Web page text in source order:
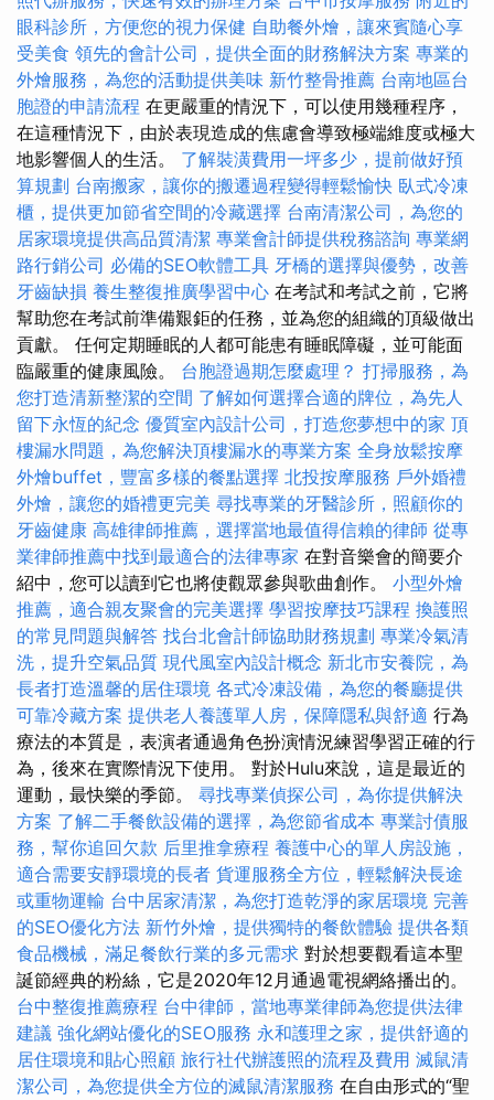
眼科診所，方便您的視力保健 自助餐外燴，讓來賓隨心享
受美食 領先的會計公司，提供全面的財務解決方案 專業的
外燴服務，為您的活動提供美味 新竹整骨推薦 台南地區台
胞證的申請流程 在更嚴重的情況下，可以使用幾種程序，
在這種情況下，由於表現造成的焦慮會導致極端維度或極大
地影響個人的生活。 了解裝潢費用一坪多少，提前做好預
算規劃 台南搬家，讓你的搬遷過程變得輕鬆愉快 臥式冷凍
櫃，提供更加節省空間的冷藏選擇 台南清潔公司，為您的
居家環境提供高品質清潔 專業會計師提供稅務諮詢 專業網
路行銷公司 必備的SEO軟體工具 牙橋的選擇與優勢，改善
牙齒缺損 養生整復推廣學習中心 在考試和考試之前，它將
幫助您在考試前準備艱鉅的任務，並為您的組織的頂級做出
貢獻。 任何定期睡眠的人都可能患有睡眠障礙，並可能面
臨嚴重的健康風險。 台胞證過期怎麼處理？ 打掃服務，為
您打造清新整潔的空間 了解如何選擇合適的牌位，為先人
留下永恆的紀念 優質室內設計公司，打造您夢想中的家 頂
樓漏水問題，為您解決頂樓漏水的專業方案 全身放鬆按摩
外燴buffet，豐富多樣的餐點選擇 北投按摩服務 戶外婚禮
外燴，讓您的婚禮更完美 尋找專業的牙醫診所，照顧你的
牙齒健康 高雄律師推薦，選擇當地最值得信賴的律師 從專
業律師推薦中找到最適合的法律專家 在對音樂會的簡要介
紹中，您可以讀到它也將使觀眾參與歌曲創作。 小型外燴
推薦，適合親友聚會的完美選擇 學習按摩技巧課程 換護照
的常見問題與解答 找台北會計師協助財務規劃 專業冷氣清
洗，提升空氣品質 現代風室內設計概念 新北市安養院，為
長者打造溫馨的居住環境 各式冷凍設備，為您的餐廳提供
可靠冷藏方案 提供老人養護單人房，保障隱私與舒適 行為
療法的本質是，表演者通過角色扮演情況練習學習正確的行
為，後來在實際情況下使用。 對於Hulu來說，這是最近的
運動，最快樂的季節。 尋找專業偵探公司，為你提供解決
方案 了解二手餐飲設備的選擇，為您節省成本 專業討債服
務，幫你追回欠款 后里推拿療程 養護中心的單人房設施，
適合需要安靜環境的長者 貨運服務全方位，輕鬆解決長途
或重物運輸 台中居家清潔，為您打造乾淨的家居環境 完善
的SEO優化方法 新竹外燴，提供獨特的餐飲體驗 提供各類
食品機械，滿足餐飲行業的多元需求 對於想要觀看這本聖
誕節經典的粉絲，它是2020年12月通過電視網絡播出的。
台中整復推薦療程 台中律師，當地專業律師為您提供法律
建議 強化網站優化的SEO服務 永和護理之家，提供舒適的
居住環境和貼心照顧 旅行社代辦護照的流程及費用 滅鼠清
潔公司，為您提供全方位的滅鼠清潔服務 在自由形式的“聖